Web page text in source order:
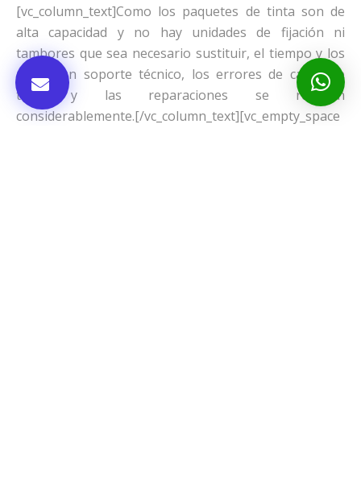
[vc_column_text]Como los paquetes de tinta son de
alta capacidad y no hay unidades de fijación ni
tambores que sea necesario sustituir, el tiempo y los
costes en soporte técnico, los errores de carga de
tinta y las reparaciones se reducen
considerablemente.[/vc_column_text][vc_empty_space